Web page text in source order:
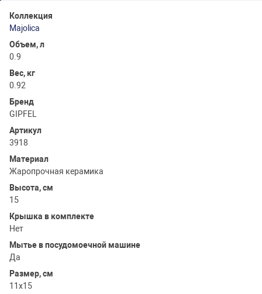
Коллекция
Majolica
Объем, л
0.9
Вес, кг
0.92
Бренд
GIPFEL
Артикул
3918
Материал
Жаропрочная керамика
Высота, см
15
Крышка в комплекте
Нет
Мытье в посудомоечной машине
Да
Размер, см
11x15